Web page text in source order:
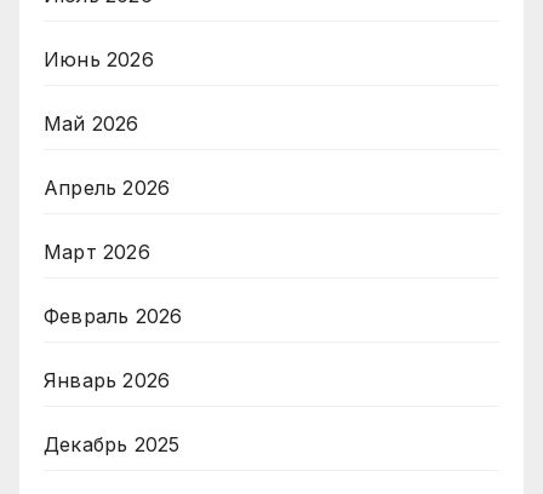
Июнь 2026
Май 2026
Апрель 2026
Март 2026
Февраль 2026
Январь 2026
Декабрь 2025